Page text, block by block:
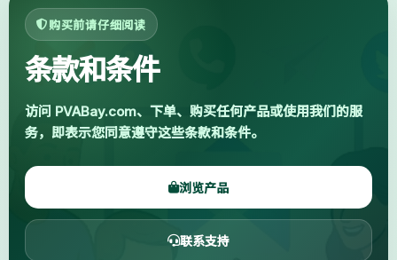
产品
博客
About
购买前请仔细阅读
条款和条件
访问 PVABay.com、下单、购买任何产品或使用我们的服
务，即表示您同意遵守这些条款和条件。
浏览产品
联系支持